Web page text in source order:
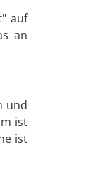
auf
an
und
ist
ist